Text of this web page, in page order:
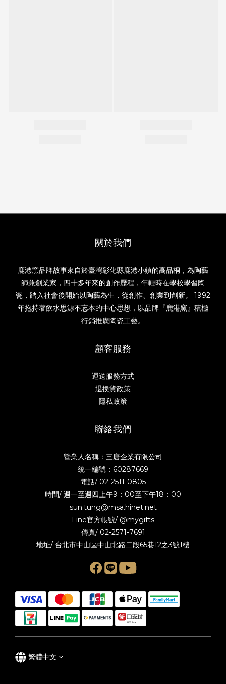
關於我們
鹿港窯品牌故事來自於臺灣彰化縣鹿港小鎮的高品桐，為陶藝
師兼創業家，四十多年來的創作歷程，年輕時在學校學習陶
瓷，踏入社會後開始以陶藝為生，從創作、創業到創新。 1992
年抱持著飲水思源不忘本的中心思想，以品牌『鹿港窯』積極
行銷推廣陶瓷工藝。
顧客服務
運送服務方式
退換貨政策
隱私政策
聯絡我們
營業人名稱：三唐企業有限公司
統一編號：60287669
電話/ 02-2511-0805
時間/ 週一至週四上午9：00至下午18：00
sun.tung@msa.hinet.net
Line官方帳號/ @mygifts
傳真/ 02-2571-7691
地址/ 台北市中山區中山北路二段65巷12之3號1樓
繁體中文